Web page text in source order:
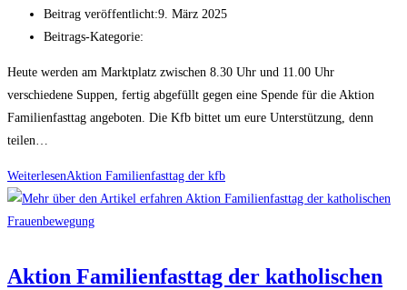
Beitrag veröffentlicht:9. März 2025
Beitrags-Kategorie:
Heute werden am Marktplatz zwischen 8.30 Uhr und 11.00 Uhr
verschiedene Suppen, fertig abgefüllt gegen eine Spende für die Aktion
Familienfasttag angeboten. Die Kfb bittet um eure Unterstützung, denn
teilen…
WeiterlesenAktion Familienfasttag der kfb
Aktion Familienfasttag der katholischen